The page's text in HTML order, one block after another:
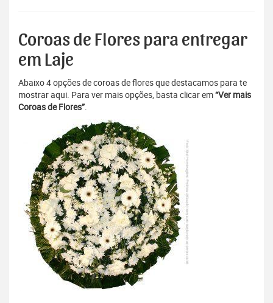
Coroas de Flores para entregar
em Laje
Abaixo 4 opções de coroas de flores que destacamos para te
mostrar aqui. Para ver mais opções, basta clicar em“Ver mais
Coroas de Flores”.